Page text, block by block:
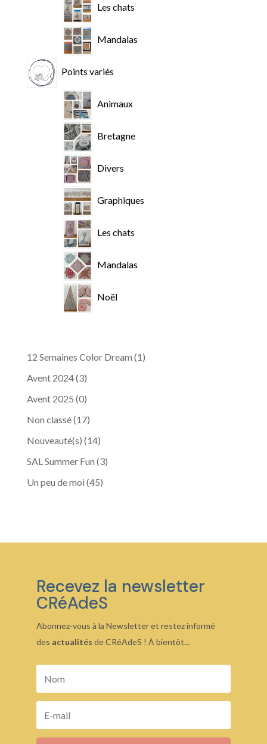
Les chats
Mandalas
Points variés
Animaux
Bretagne
Divers
Graphiques
Les chats
Mandalas
Noël
12 Semaines Color Dream (1)
Avent 2024(3)
Avent 2025 (0)
Non classé(17)
Nouveauté(s) (14)
SAL Summer Fun (3)
Un peu de moi (45)
Recevez la newsletter
CRéAdeS
Abonnez-vous à la Newsletter et restez informé
des actualités de CRéAdeS ! À bientôt...